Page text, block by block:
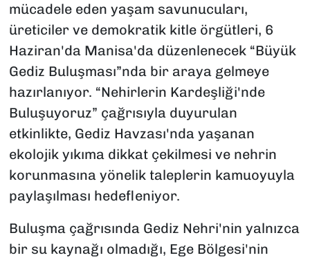
mücadele eden yaşam savunucuları,
üreticiler ve demokratik kitle örgütleri, 6
Haziran'da Manisa'da düzenlenecek “Büyük
Gediz Buluşması”nda bir araya gelmeye
hazırlanıyor. “Nehirlerin Kardeşliği'nde
Buluşuyoruz” çağrısıyla duyurulan
etkinlikte, Gediz Havzası'nda yaşanan
ekolojik yıkıma dikkat çekilmesi ve nehrin
korunmasına yönelik taleplerin kamuoyuyla
paylaşılması hedefleniyor.
Buluşma çağrısında Gediz Nehri'nin yalnızca
bir su kaynağı olmadığı, Ege Bölgesi'nin